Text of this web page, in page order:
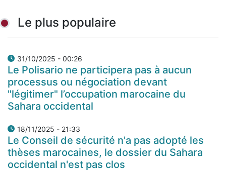
Le plus populaire
31/10/2025 - 00:26
Le Polisario ne participera pas à aucun
processus ou négociation devant
"légitimer" l’occupation marocaine du
Sahara occidental
18/11/2025 - 21:33
Le Conseil de sécurité n'a pas adopté les
thèses marocaines, le dossier du Sahara
occidental n'est pas clos